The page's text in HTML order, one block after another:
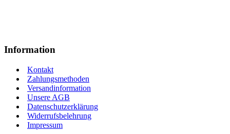
Information
Kontakt
Zahlungsmethoden
Versandinformation
Unsere AGB
Datenschutzerklärung
Widerrufsbelehrung
Impressum